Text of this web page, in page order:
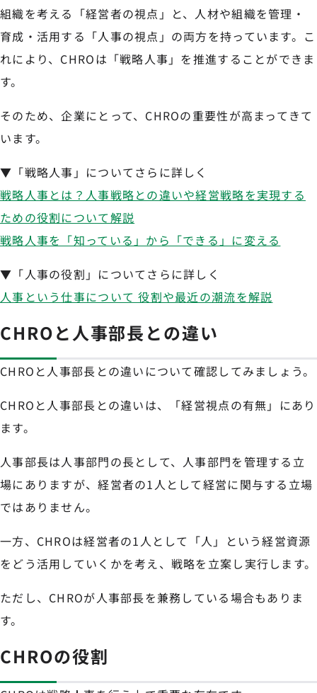
組織を考える「経営者の視点」と、人材や組織を管理・
育成・活用する「人事の視点」の両方を持っています。こ
れにより、CHROは「戦略人事」を推進することができま
す。
そのため、企業にとって、CHROの重要性が高まってきて
います。
▼「戦略人事」についてさらに詳しく
戦略人事とは？人事戦略との違いや経営戦略を実現する
ための役割について解説
戦略人事を「知っている」から「できる」に変える
▼「人事の役割」についてさらに詳しく
人事という仕事について 役割や最近の潮流を解説
CHROと人事部長との違い
CHROと人事部長との違いについて確認してみましょう。
CHROと人事部長との違いは、「経営視点の有無」にあり
ます。
人事部長は人事部門の長として、人事部門を管理する立
場にありますが、経営者の1人として経営に関与する立場
ではありません。
一方、CHROは経営者の1人として「人」という経営資源
をどう活用していくかを考え、戦略を立案し実行します。
ただし、CHROが人事部長を兼務している場合もありま
す。
CHROの役割